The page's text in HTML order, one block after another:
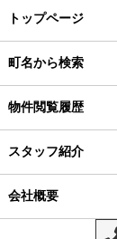
トップページ
町名から検索
物件閲覧履歴
スタッフ紹介
会社概要